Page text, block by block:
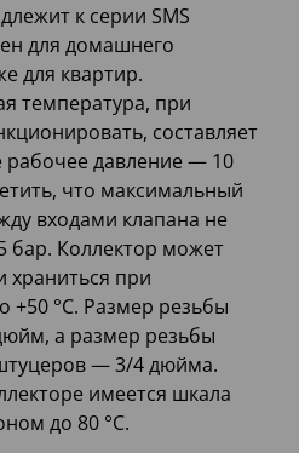
к серии SMS
для домашнего
для квартир.
температура, при
составляет
рабочее давление — 10
что максимальный
входами клапана не
бар. Коллектор может
храниться при
+50 °С. Размер резьбы
а размер резьбы
— 3/4 дюйма.
имеется шкала
до 80 °С.